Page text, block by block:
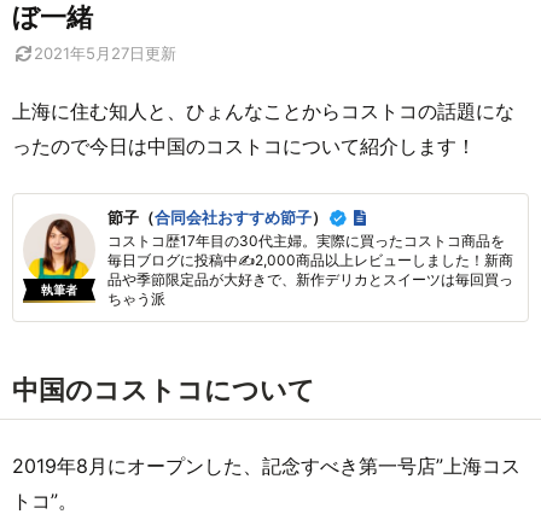
ぼ一緒
2021年5月27日更新
上海に住む知人と、ひょんなことからコストコの話題にな
ったので今日は中国のコストコについて紹介します！
執筆者
節子（合同会社おすすめ節子）
コストコ歴17年目の30代主婦。実際に買ったコストコ商品を
毎日ブログに投稿中✍2,000商品以上レビューしました！新商
品や季節限定品が大好きで、新作デリカとスイーツは毎回買っ
ちゃう派
中国のコストコについて
2019年8月にオープンした、記念すべき第一号店”上海コス
トコ”。